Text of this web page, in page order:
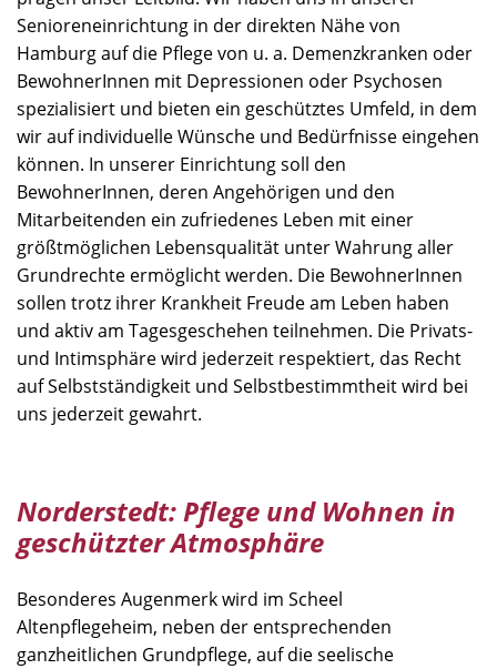
Senioreneinrichtung in der direkten Nähe von
Hamburg auf die Pflege von u. a. Demenzkranken oder
BewohnerInnen mit Depressionen oder Psychosen
spezialisiert und bieten ein geschütztes Umfeld, in dem
wir auf individuelle Wünsche und Bedürfnisse eingehen
können. In unserer Einrichtung soll den
BewohnerInnen, deren Angehörigen und den
Mitarbeitenden ein zufriedenes Leben mit einer
größtmöglichen Lebensqualität unter Wahrung aller
Grundrechte ermöglicht werden. Die BewohnerInnen
sollen trotz ihrer Krankheit Freude am Leben haben
und aktiv am Tagesgeschehen teilnehmen. Die Privats-
und Intimsphäre wird jederzeit respektiert, das Recht
auf Selbstständigkeit und Selbstbestimmtheit wird bei
uns jederzeit gewahrt.
Norderstedt: Pflege und Wohnen in
geschützter Atmosphäre
Besonderes Augenmerk wird im Scheel
Altenpflegeheim, neben der entsprechenden
ganzheitlichen Grundpflege, auf die seelische